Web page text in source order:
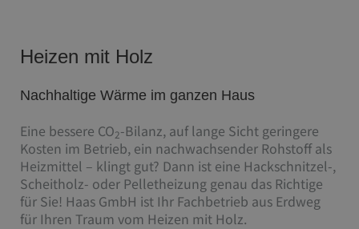
Heizen mit Holz
Nachhaltige Wärme im ganzen Haus
Eine bessere CO2-Bilanz, auf lange Sicht geringere
Kosten im Betrieb, ein nachwachsender Rohstoff als
Heizmittel – klingt gut? Dann ist eine Hackschnitzel-,
Scheitholz- oder Pelletheizung genau das Richtige
für Sie! Haas GmbH ist Ihr Fachbetrieb aus Erdweg
für Ihren Traum vom Heizen mit Holz.